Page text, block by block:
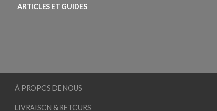
ARTICLES ET GUIDES
À PROPOS DE NOUS
LIVRAISON & RETOURS